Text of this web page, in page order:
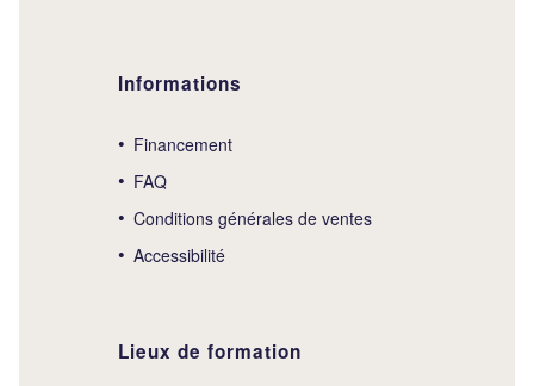
Informations
Financement
FAQ
Conditions générales de ventes
Accessibilité
Lieux de formation